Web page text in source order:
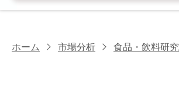
ホーム 市場分析 食品・飲料研究